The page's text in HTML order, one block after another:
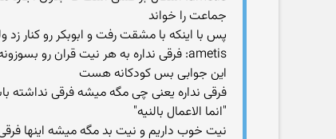
جماعت را خواند
پس با اینکه با مشقت رفت و ابوبکر رو کنار
ametis: فرقی نداره به هر نیت قران رو بسوزونه هتک حرمت
این جوابی بس کودکانه هست
فرقی نداره یعنی چی مگه میشه فرقی نداشته
"انما الاعمال بالنیه"
نیت خوب داریم و نیت بد مگه میشه اینها